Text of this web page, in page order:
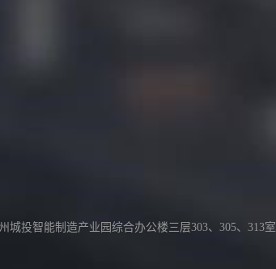
投智能制造产业园综合办公楼三层303、305、313室